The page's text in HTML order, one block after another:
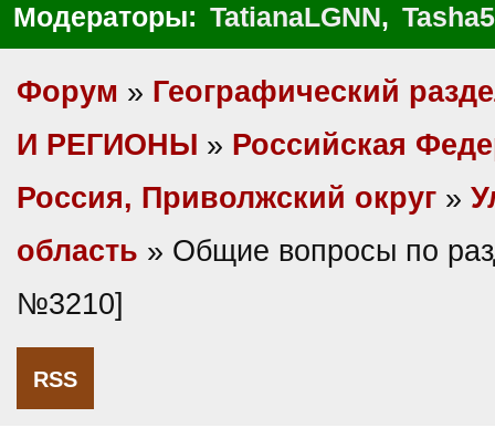
Модераторы: TatianaLGNN,
Форум » Географический
И РЕГИОНЫ » Российская
Россия, Приволжский округ »
область » Общие вопросы по
№3210]
RSS